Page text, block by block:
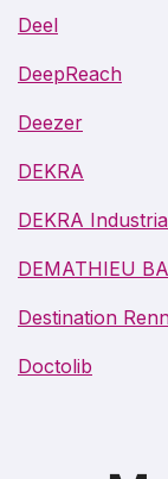
Deel
DeepReach
Deezer
DEKRA
DEKRA
DEMATHIEU
Destination
Doctolib